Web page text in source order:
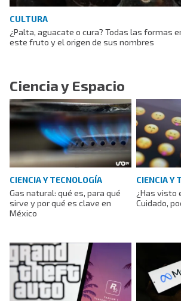
CULTURA
¿Palta, aguacate o cura? Todas las formas
este fruto y el origen de sus nombres
Ciencia y Espacio
CIENCIA Y TECNOLOGÍA
Gas natural: qué es, para qué
sirve y por qué es clave en
México
CIENCIA Y
¿Has visto
Cuidado,